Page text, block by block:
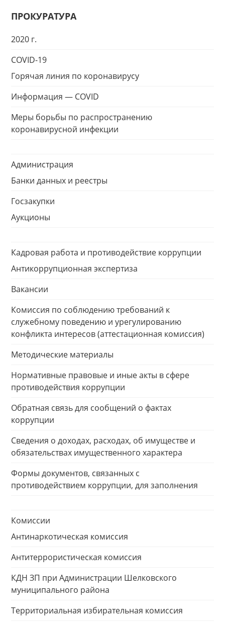
ПРОКУРАТУРА
2020 г.
COVID-19
Горячая линия по коронавирусу
Информация — COVID
Меры борьбы по распространению
коронавирусной инфекции
Администрация
Банки данных и реестры
Госзакупки
Аукционы
Кадровая работа и противодействие коррупции
Антикоррупционная экспертиза
Вакансии
Комиссия по соблюдению требований к
служебному поведению и урегулированию
конфликта интересов (аттестационная комиссия)
Методические материалы
Нормативные правовые и иные акты в сфере
противодействия коррупции
Обратная связь для сообщений о фактах
коррупции
Сведения о доходах, расходах, об имуществе и
обязательствах имущественного характера
Формы документов, связанных с
противодействием коррупции, для заполнения
Комиссии
Антинаркотическая комиссия
Антитеррористическая комиссия
КДН ЗП при Администрации Шелковского
муниципального района
Территориальная избирательная комиссия